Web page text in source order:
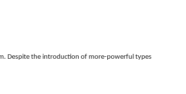
Despite the introduction of more-powerful types